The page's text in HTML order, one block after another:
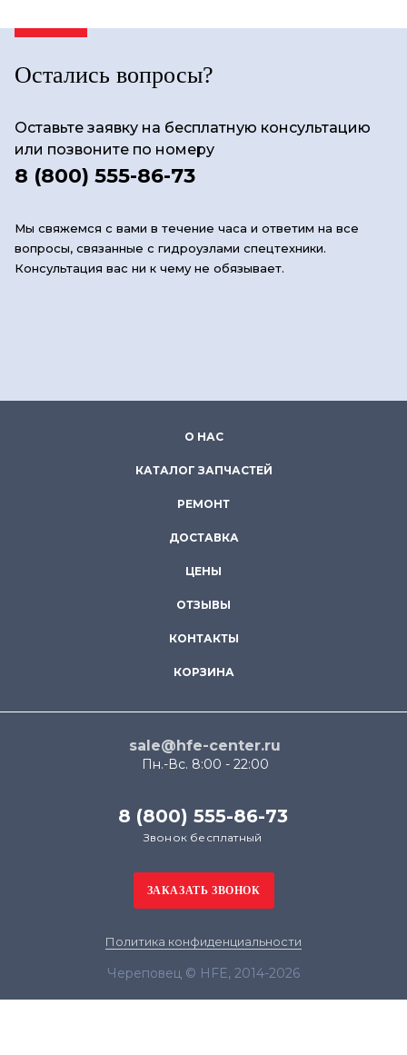
Остались вопросы?
Оставьте заявку на бесплатную консультацию
или позвоните по номеру
8 (800) 555-86-73
Мы свяжемся с вами в течение часа и ответим на все
вопросы, связанные с гидроузлами спецтехники.
Консультация вас ни к чему не обязывает.
О НАС
КАТАЛОГ ЗАПЧАСТЕЙ
РЕМОНТ
ДОСТАВКА
ЦЕНЫ
ОТЗЫВЫ
КОНТАКТЫ
КОРЗИНА
sale@hfe-center.ru
Пн.-Вс. 8:00 - 22:00
8 (800) 555-86-73
Звонок бесплатный
Политика конфиденциальности
Череповец © HFE, 2014-2026